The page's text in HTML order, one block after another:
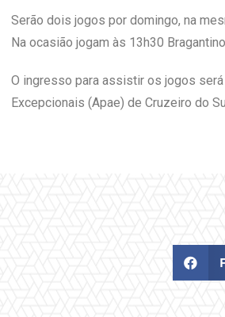
Serão dois jogos por domingo, na
Na ocasião jogam às 13h30
O ingresso para assistir os jogos
Excepcionais (Apae) de Cruzeiro do